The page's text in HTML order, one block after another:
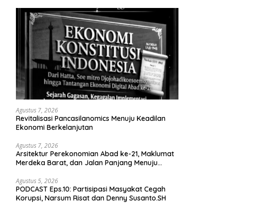
Agustus 7, 2026
Revitalisasi Pancasilanomics Menuju Keadilan
Ekonomi Berkelanjutan
Agustus 7, 2026
Arsitektur Perekonomian Abad ke-21, Maklumat
Merdeka Barat, dan Jalan Panjang Menuju
Agustus 5, 2026
PODCAST Eps.10: Partisipasi Masyakat Cegah
Korupsi, Narsum Risat dan Denny Susanto.SH